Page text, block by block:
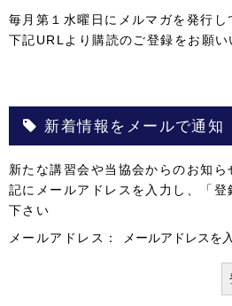
毎月第１水曜日にメルマガを発行し
下記URLより購読のご登録をお願い
新着情報をメールで通知
新たな講習会や当協会からのお知
記にメールアドレスを入力し、「登
下さい
メールアドレス：